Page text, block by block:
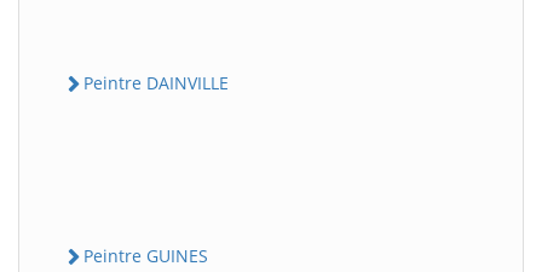
Peintre DAINVILLE
Peintre GUINES